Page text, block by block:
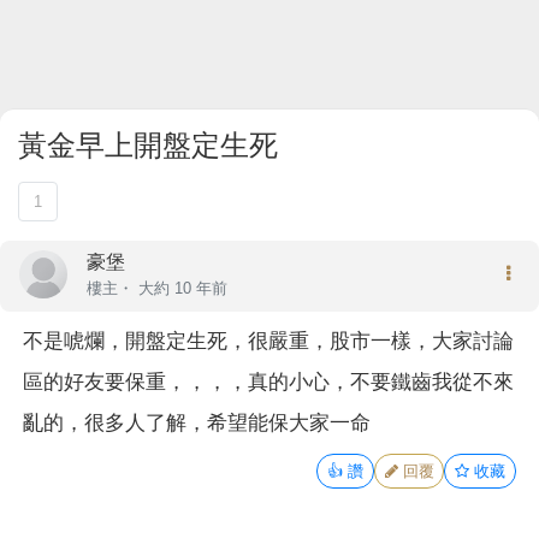
黃金早上開盤定生死
1
豪堡
樓主 ・ 大約 10 年前
不是唬爛，開盤定生死，很嚴重，股市一樣，大家討論
區的好友要保重，，，，真的小心，不要鐵齒我從不來
亂的，很多人了解，希望能保大家一命
👍 讚 回覆 收藏